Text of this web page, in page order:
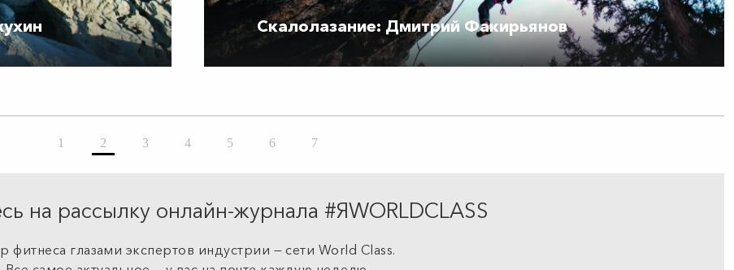
Скалолазание: Дмитрий Факирьянов
1 2 3 4 5 6 7
на рассылку онлайн-журнала #ЯWORLDCLASS
фитнеса глазами экспертов индустрии — сети World Class.